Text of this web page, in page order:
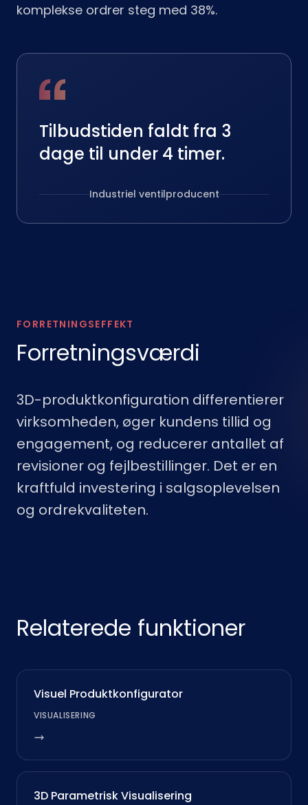
komplekse ordrer steg med 38%.
Tilbudstiden faldt fra 3
dage til under 4 timer.
Industriel ventilproducent
FORRETNINGSEFFEKT
Forretningsværdi
3D-produktkonfiguration differentierer
virksomheden, øger kundens tillid og
engagement, og reducerer antallet af
revisioner og fejlbestillinger. Det er en
kraftfuld investering i salgsoplevelsen
og ordrekvaliteten.
Relaterede funktioner
Visuel Produktkonfigurator
VISUALISERING
3D Parametrisk Visualisering